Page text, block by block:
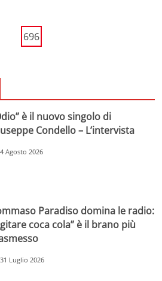
696
è il nuovo singolo di
Condello – L’intervista
4 Agosto 2026
Paradiso domina le radio:
coca cola” è il brano più
31 Luglio 2026